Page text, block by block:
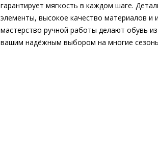
гарантирует мягкость в каждом шаге.
элементы, высокое качество материалов и
мастерство ручной работы делают обувь
вашим надёжным выбором на многие